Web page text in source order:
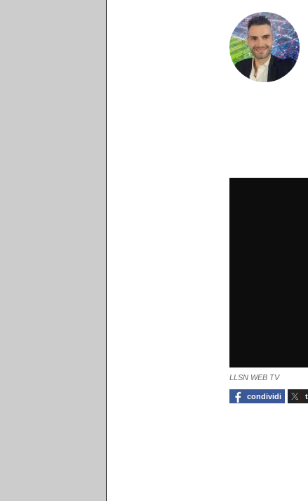
LLSN WEB TV
condividi